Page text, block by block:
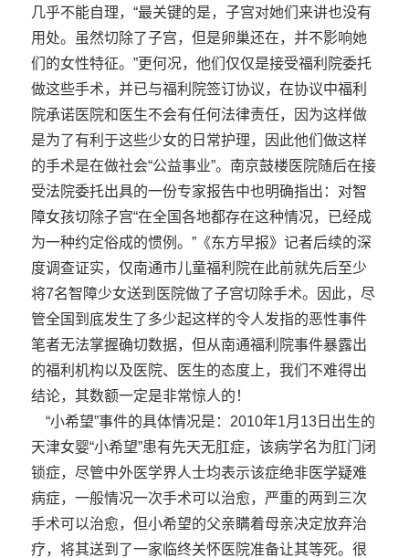
几乎不能自理，“最关键的是，子宫对她们来讲也没有
用处。虽然切除了子宫，但是卵巢还在，并不影响她
们的女性特征。”更何况，他们仅仅是接受福利院委托
做这些手术，并已与福利院签订协议，在协议中福利
院承诺医院和医生不会有任何法律责任，因为这样做
是为了有利于这些少女的日常护理，因此他们做这样
的手术是在做社会“公益事业”。南京鼓楼医院随后在接
受法院委托出具的一份专家报告中也明确指出：对智
障女孩切除子宫“在全国各地都存在这种情况，已经成
为一种约定俗成的惯例。”《东方早报》记者后续的深
度调查证实，仅南通市儿童福利院在此前就先后至少
将7名智障少女送到医院做了子宫切除手术。因此，尽
管全国到底发生了多少起这样的令人发指的恶性事件
笔者无法掌握确切数据，但从南通福利院事件暴露出
的福利机构以及医院、医生的态度上，我们不难得出
结论，其数额一定是非常惊人的！
“小希望”事件的具体情况是：2010年1月13日出生的
天津女婴“小希望”患有先天无肛症，该病学名为肛门闭
锁症，尽管中外医学界人士均表示该症绝非医学疑难
病症，一般情况一次手术可以治愈，严重的两到三次
手术可以治愈，但小希望的父亲瞒着母亲决定放弃治
疗，将其送到了一家临终关怀医院准备让其等死。很